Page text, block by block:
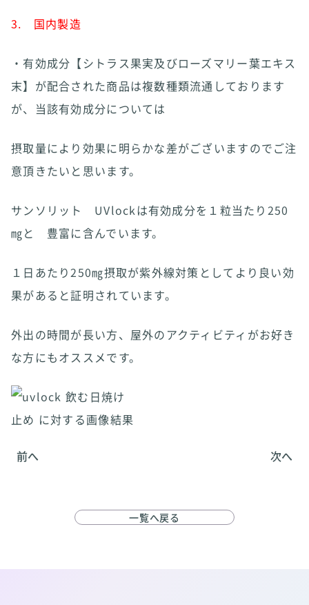
3. 国内製造
・有効成分【シトラス果実及びローズマリー葉エキス
末】が配合された商品は複数種類流通しております
が、当該有効成分については
摂取量により効果に明らかな差がございますのでご注
意頂きたいと思います。
サンソリット UVlockは有効成分を１粒当たり250
㎎と 豊富に含んでいます。
１日あたり250㎎摂取が紫外線対策としてより良い効
果があると証明されています。
外出の時間が長い方、屋外のアクティビティがお好き
な方にもオススメです。
前へ 次へ
一覧へ戻る